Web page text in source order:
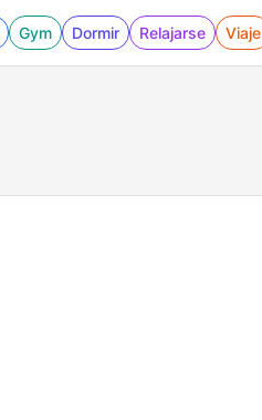
Gym Dormir Relajarse Viaje